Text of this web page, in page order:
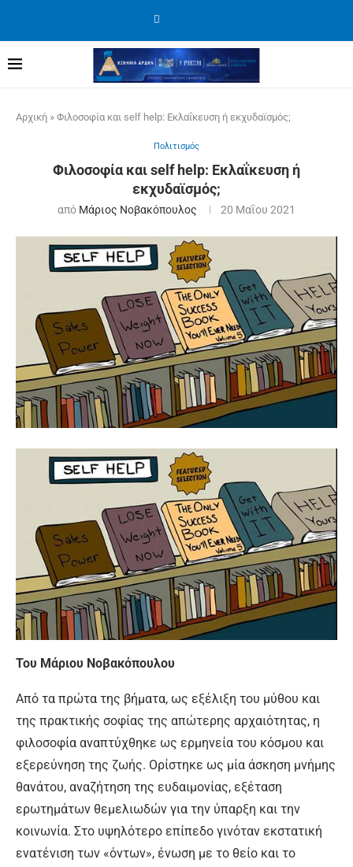
Αρχική » Φιλοσοφία και self help: Εκλαΐκευση ή εκχυδαϊσμός;
Πολιτισμός
Φιλοσοφία και self help: Εκλαΐκευση ή
εκχυδαϊσμός;
από Μάριος Νοβακόπουλος 20 Μαΐου 2021
Του Μάριου Νοβακόπουλου
Από τα πρώτα της βήματα, ως εξέλιξη του μύθου και
της πρακτικής σοφίας της απώτερης αρχαιότητας, η
φιλοσοφία αναπτύχθηκε ως ερμηνεία του κόσμου και
εξερεύνηση της ζωής. Ορίστηκε ως μία άσκηση μνήμης
θανάτου, αναζήτηση της ευδαιμονίας, εξέταση
ερωτημάτων θεμελιωδών για την ύπαρξη και την
κοινωνία. Στο υψηλότερο επίπεδο γινόταν εκστατική
ενατένιση των «όντων», ένωση με το θείο και το